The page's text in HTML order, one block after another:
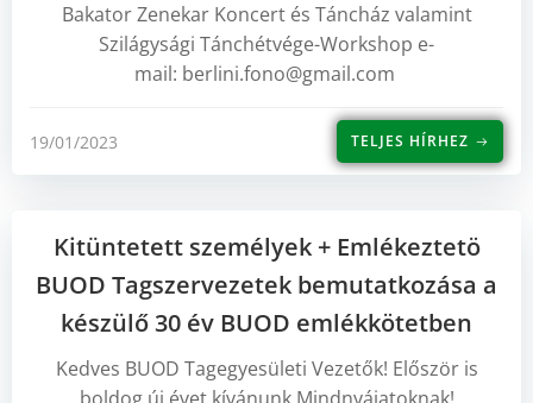
Bakator Zenekar Koncert és Táncház valamint
Szilágysági Tánchétvége-Workshop e-
mail: berlini.fono@gmail.com
19/01/2023 TELJES HÍRHEZ
Kitüntetett személyek + Emlékeztetö
BUOD Tagszervezetek bemutatkozása a
készülő 30 év BUOD emlékkötetben
Kedves BUOD Tagegyesületi Vezetők! Először is